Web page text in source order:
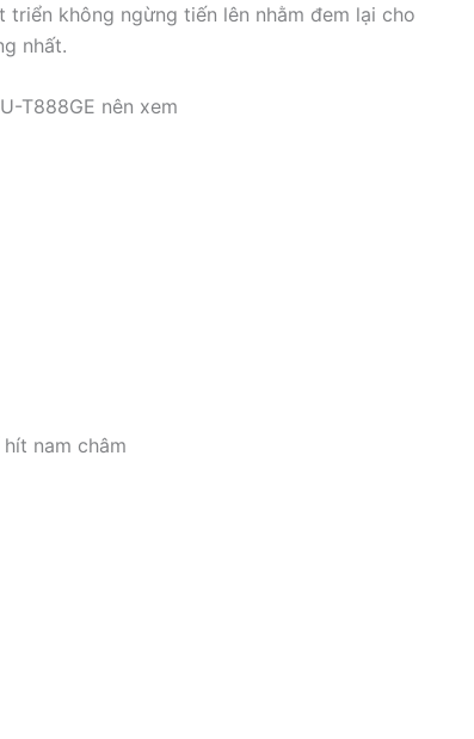
không ngừng tiến lên nhằm đem lại cho
nhất.
T888GE nên xem
nam châm